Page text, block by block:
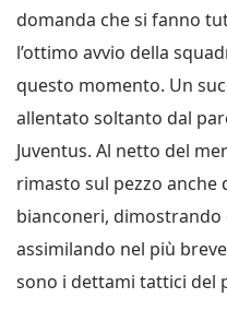
domanda che si fanno
l’ottimo avvio della
questo momento. Un
allentato soltanto dal
Juventus. Al netto del
rimasto sul pezzo
bianconeri, dimostrando
assimilando nel più
sono i dettami tattici del